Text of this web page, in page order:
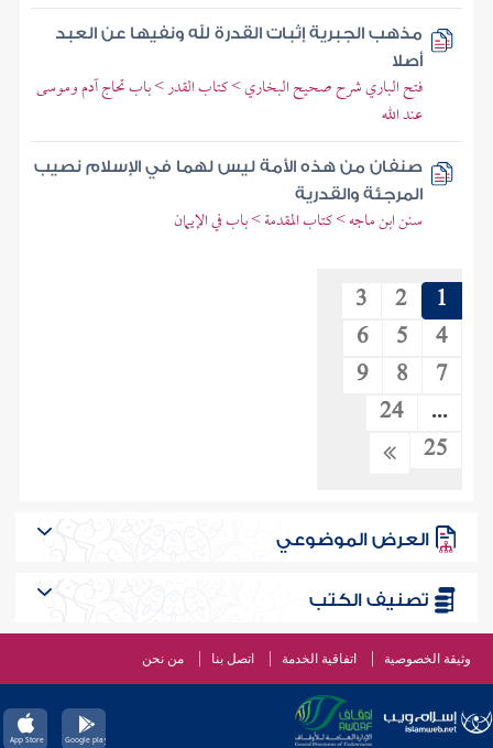
مذهب الجبرية إثبات القدرة لله ونفيها عن العبد
أصلا
فتح الباري شرح صحيح البخاري > كتاب القدر > باب تحاج آدم وموسى
عند الله
صنفان من هذه الأمة ليس لهما في الإسلام نصيب
المرجئة والقدرية
سنن ابن ماجه > كتاب المقدمة > باب في الإيمان
1
2
3
4
5
6
7
8
9
...
24
25
العرض الموضوعي
تصنيف الكتب
وثيقة الخصوصية اتفاقية الخدمة اتصل بنا من نحن